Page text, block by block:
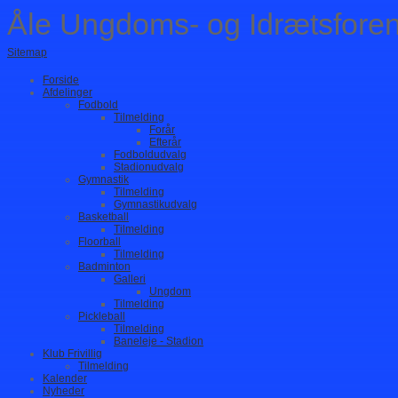
Åle Ungdoms- og
Sitemap
Forside
Afdelinger
Fodbold
Tilmelding
Forår
Efterår
Fodboldudvalg
Stadionudvalg
Gymnastik
Tilmelding
Gymnastikudvalg
Basketball
Tilmelding
Floorball
Tilmelding
Badminton
Galleri
Ungdom
Tilmelding
Pickleball
Tilmelding
Baneleje - Stadion
Klub Frivillig
Tilmelding
Kalender
Nyheder